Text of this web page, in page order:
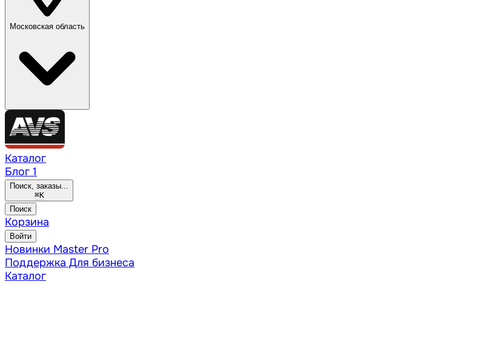
Московская область
Каталог
Блог 1
Поиск, заказы...
⌘K
Поиск
Корзина
Войти
Новинки Master Pro
Поддержка Для бизнеса
Каталог